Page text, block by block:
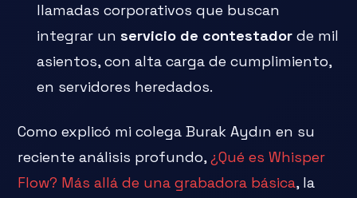
llamadas corporativos que buscan
integrar unservicio de contestador de mil
asientos, con alta carga de cumplimiento,
en servidores heredados.
Como explicó mi colega Burak Aydın en su
reciente análisis profundo,¿Qué es Whisper
Flow? Más allá de una grabadora básica, la